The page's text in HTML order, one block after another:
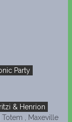
Party
& Henrion
, Maxeville